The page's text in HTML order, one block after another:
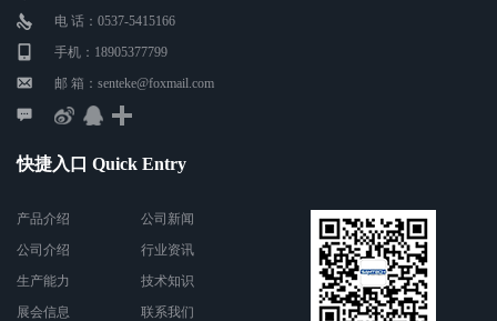
电 话：0537-5415166
手机：18905377799
邮 箱：senteke@foxmail.com
快捷入口 Quick Entry
产品介绍
公司介绍
生产能力
展会信息
公司新闻
行业资讯
技术知识
联系我们